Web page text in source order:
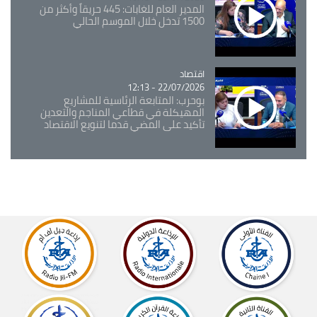
المدير العام للغابات: 445 حريقاً وأكثر من
1500 تدخل خلال الموسم الحالي
Catégorie
اقتصاد
22/07/2026 - 12:13
بوحرب: المتابعة الرئاسية للمشاريع
المهيكلة في قطاعي المناجم والتعدين
تأكيد على المضي قدما لتنويع الاقتصاد